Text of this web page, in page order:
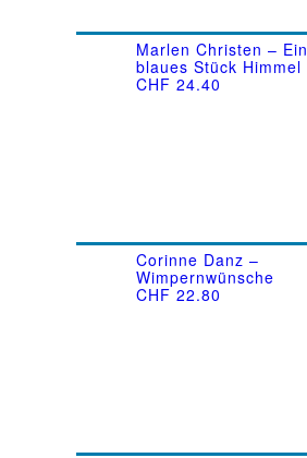
Marlen Christen – Ein
blaues Stück Himmel
CHF 24.40
Corinne Danz –
Wimpernwünsche
CHF 22.80